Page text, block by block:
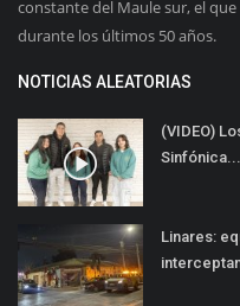
constante del Maule sur, el
durante los últimos 50 años.
NOTICIAS ALEATORIAS
(VIDEO)
Sinfónica...
Linares: